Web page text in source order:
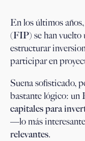
En los últimos
(FIP) se han
estructurar
participar en
Suena sofisticado,
bastante lógico: un
capitales para
—lo más
relevantes.